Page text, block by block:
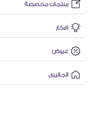
منتجات مخصصة
افكار
عروض
الجاليرى